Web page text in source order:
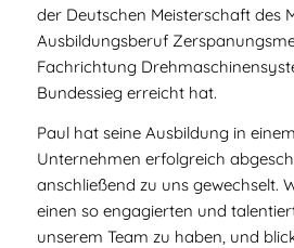
der Deutschen Meisterschaft des
Ausbildungsberuf
Fachrichtung
Bundessieg erreicht hat.
Paul hat seine Ausbildung in
Unternehmen erfolgreich
anschließend zu uns gewechselt.
einen so engagierten und
unserem Team zu haben, und